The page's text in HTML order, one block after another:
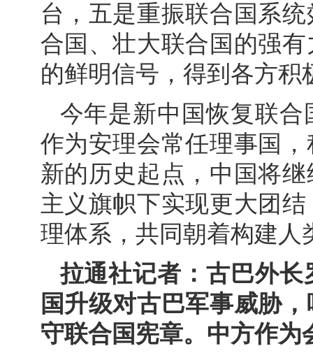
台，五是重振联合国系
合国、壮大联合国的强
的鲜明信号，得到各方积
今年是新中国恢复联合
作为安理会常任理事国
新的历史起点，中国将
主义旗帜下实现更大团
理体系，共同朝着构建人
拉通社记者：古巴外
国升级对古巴军事威胁
守联合国宪章。中方作